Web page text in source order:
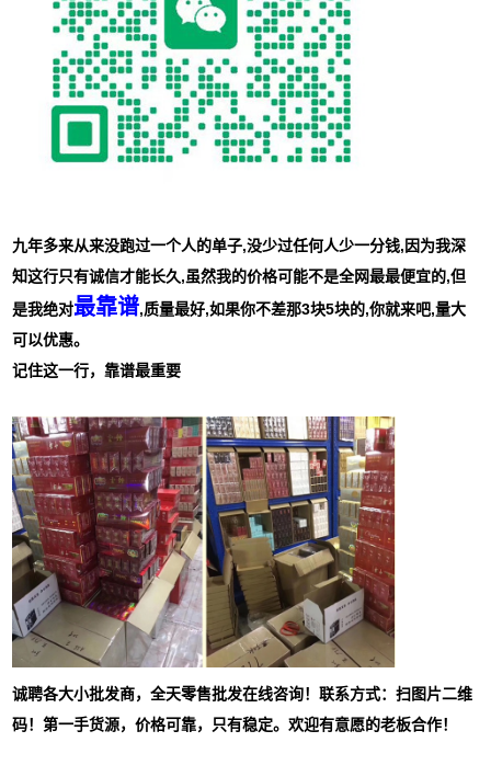
九年多来从来没跑过一个人的单子,没少过任何人少一分钱,因为我深
知这行只有诚信才能长久,虽然我的价格可能不是全网最最便宜的,但
是我绝对最靠谱,质量最好,如果你不差那3块5块的,你就来吧,量大
可以优惠。
记住这一行，靠谱最重要
诚聘各大小批发商，全天零售批发在线咨询！联系方式：扫图片二维
码！第一手货源，价格可靠，只有稳定。欢迎有意愿的老板合作！